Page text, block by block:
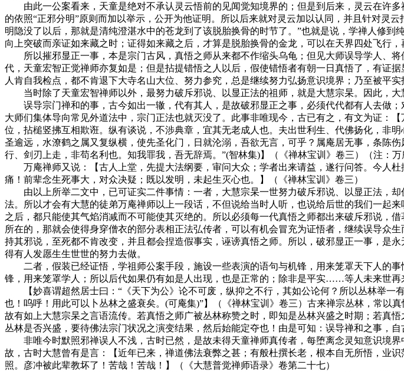
由此一公案看来，天童是绝对不承认灵云悟前的见闻觉知境界的；但是到后来，灵云在许
的依照“正邪分明”原则而加以举示，公开为他证明。所以后来就对灵云加以认同，并且针对灵
明隐没了以后，那就是清纯澄湛水中的苍龙到了该脱胎换骨的时节了。”也就是说，学禅人修
向上突破而亲证如来藏之时；证得如来藏之后，才算是脱胎换骨的金龙，可以在天界四处飞行
所以摧邪显正一事，本是宗门古风，真悟之师从来都不作缩头乌龟；但见大师误导学人、
代，天童宏智正觉禅师亦复如是；但是拈提错悟之人以后，假使错悟者有朝一日真悟了，有证
人肯自我检点，都不肯退下大寺名山大位、努力参究，总是继续努力弘扬意识境界；乃至被平
当时除了天童宏智禅师以外，最努力破斥邪说、以显正法的祖师，就是大慧宗杲。因此，大
误导宗门禅和的事，古今如出一辙，代有其人，是故破邪显正之事，必须代代都有人去做
大师们集体导向常见外道法中，宗门正法也就灭没了。此事非唯现今，古已有之，有文为证：
位，拈槌竖拂互相欺诳。纵有谈说，不涉典章，宜其无老成人也。夫出世利生、代佛扬化，非
圣逾远，水潦鹤之属又复纵横，使先圣化门，日就沦溺，吾欲无言，可乎？属庵居无事，条陈
行、剑刃上走，非苟名利也。知我罪我，吾无辞焉。”(智林集)】（《禅林宝训》卷三）（注：万
万庵禅师又说：【古人上堂，先提大法纲要，审问大众；学者出来请益，遂行问答。今人
痛！前辈念生死事大，对众决疑；既以发明，未起生灭心也。】（《禅林宝训》卷三）
由以上所举二文中，已可证实二件事情：一者，大慧宗杲一世努力破斥邪说、以显正法，
法。所以才会有大慧的徒弟万庵禅师以上一段话，不但说给当时人听，也说给后世的我们一起
之后，都只能使其气焰消减而不可能使其灭绝的。所以必须每一代真悟之师都出来破斥邪说，
所在的，那就会使得身穿僧衣的部分表相正法弘传者，可以有机会冒充为证悟者，继续误导众
持其邪说，至死都不肯改变，并且都会捏造假事实，诬谤真悟之师。所以，破邪显正一事，是
得有人发愿生生世世的努力去做。
二者，假装已经证悟，学祖师公案手段，施设一些表演的语句与机锋，用来笼罩天下人的
锋，用来笼罩学人；所以后代如果仍有如是人出现，也是正常的；除非是平实……等人未来世
【妙喜谓超然居士曰：“《天下为公》论不可废，纵抑之不行，其如公论何？所以丛林举一
也！呜呼！用此可以卜丛林之盛衰矣。(可庵集)”】（《禅林宝训》卷三）古来禅宗丛林，常以
故有如上大慧宗杲之言语流传。若真悟之师广被丛林称赞之时，即知是丛林兴盛之时期；若真
丛林是否兴盛，要待佛法宗门状况之演变结果，然后始能定夺也！由是可知：误导禅和之事，自
非唯今时默照邪禅误人不浅，古时已然，是故未得天童禅师真传者，每堕离念灵知意识境
故，古时大慧曾有是言：【近年已来，禅道佛法衰弊之甚；有般杜撰长老，根本自无所悟，业
照。彦冲被此辈教坏了！苦哉！苦哉！】（《大慧普觉禅师语录》卷第二十七）